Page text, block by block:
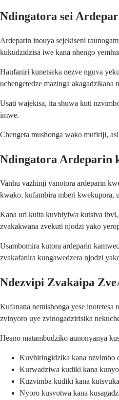
Ndingatora sei
Ardeparin inouya sejekiseni
kukudzidzisa iwe kana nhengo
Haufaniri kunetseka nezve nguva
uchengetedze mazinga akagadzikana
Usati wajekisa, ita shuwa kuti
imwe.
Chengeta mushonga wako mufiriji,
Ndingatora Ardeparin
Vanhu vazhinji vanotora ardeparin
kwako, kufambira mberi kwekupora,
Kana uri kuita kuvhiyiwa kutsiva ibvi,
zvakakwana zvekuti njodzi yako
Usambomira kutora ardeparin
zvakafanira kungawedzera njodzi
Ndezvipi Zvakaipa
Kufanana nemishonga yese
zvinyoro uye zvinogadzirisika
Heano matambudziko aunonyanya
Kuvhiringidzika kana nzvimbo
Kurwadziwa kudiki kana
Kuzvimba kudiki kana
Nyoro kusvotwa kana